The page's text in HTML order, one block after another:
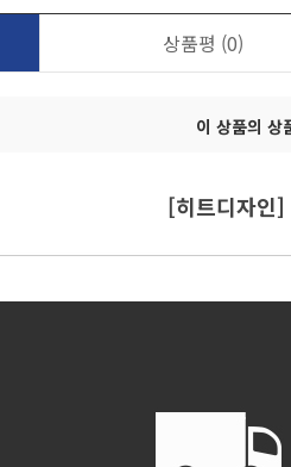
상품평 (0)
이 상품의 상
[히트디자인